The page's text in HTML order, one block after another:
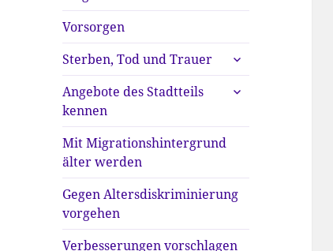
anzeigen
Vorsorgen
Sterben, Tod und Trauer
untermenü
anzeigen
Angebote des Stadtteils
kennen
untermenü
Mit Migrationshintergrund
älter werden
Gegen Altersdiskriminierung
vorgehen
Verbesserungen vorschlagen